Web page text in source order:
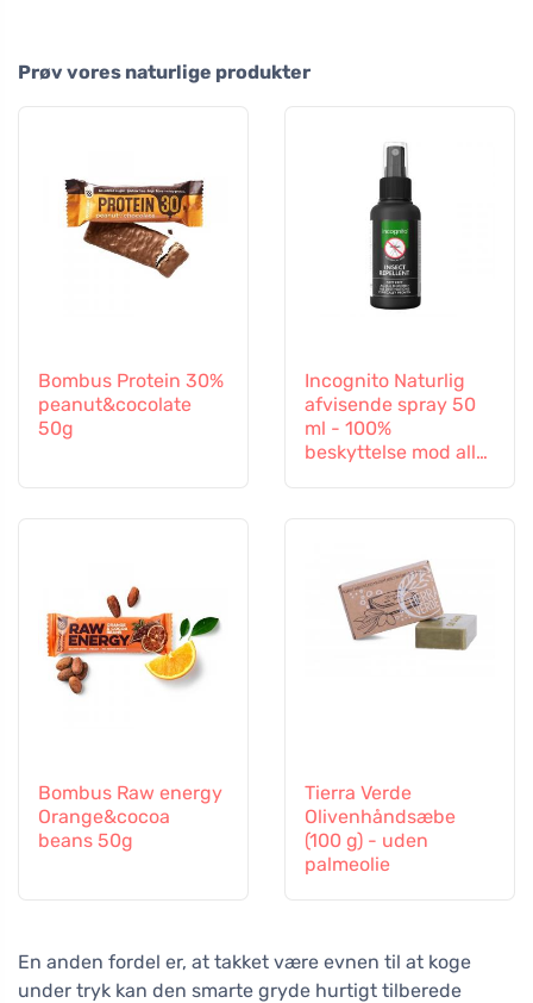
Prøv vores naturlige produkter
Bombus Protein 30%
peanut&cocolate
50g
Incognito Naturlig
afvisende spray 50
ml - 100%
beskyttelse mod alle
Bombus Raw energy
Orange&cocoa
beans 50g
Tierra Verde
Olivenhåndsæbe
(100 g) - uden
palmeolie
En anden fordel er, at takket være evnen til at koge
under tryk kan den smarte gryde hurtigt tilberede